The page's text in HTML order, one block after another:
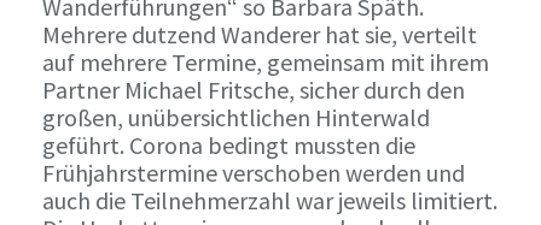
Wanderführungen“ so Barbara Späth.
Mehrere dutzend Wanderer hat sie, verteilt
auf mehrere Termine, gemeinsam mit ihrem
Partner Michael Fritsche, sicher durch den
großen, unübersichtlichen Hinterwald
geführt. Corona bedingt mussten die
Frühjahrstermine verschoben werden und
auch die Teilnehmerzahl war jeweils limitiert.